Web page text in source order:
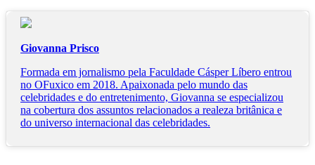
Giovanna Prisco
Formada em jornalismo pela Faculdade Cásper Líbero entrou
no OFuxico em 2018. Apaixonada pelo mundo das
celebridades e do entretenimento, Giovanna se especializou
na cobertura dos assuntos relacionados a realeza britânica e
do universo internacional das celebridades.